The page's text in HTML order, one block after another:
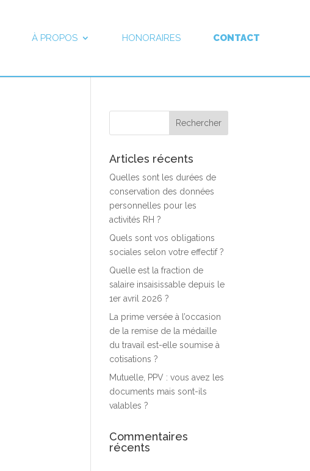
À PROPOS HONORAIRES CONTACT
Articles récents
Quelles sont les durées de
conservation des données
personnelles pour les
activités RH ?
Quels sont vos obligations
sociales selon votre effectif ?
Quelle est la fraction de
salaire insaisissable depuis le
1er avril 2026 ?
La prime versée à l’occasion
de la remise de la médaille
du travail est-elle soumise à
cotisations ?
Mutuelle, PPV : vous avez les
documents mais sont-ils
valables ?
Commentaires
récents